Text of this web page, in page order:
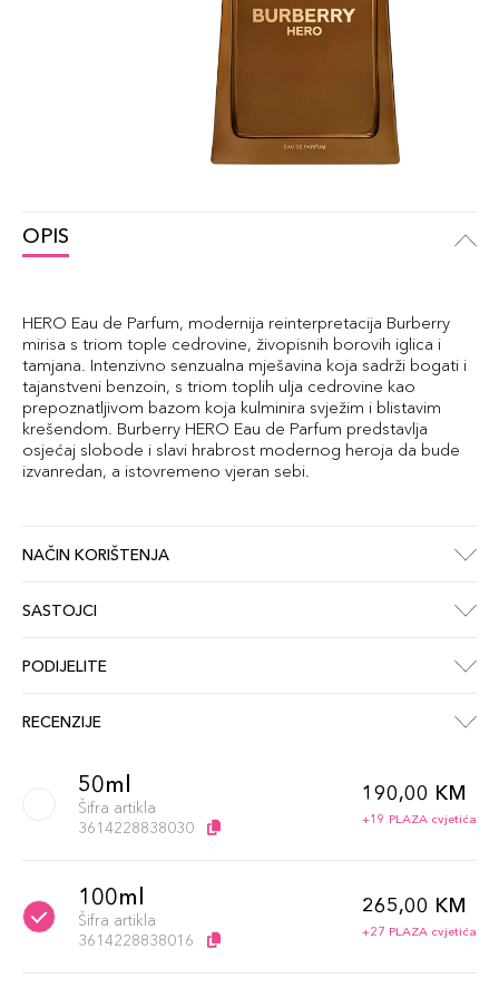
OPIS
HERO Eau de Parfum, modernija reinterpretacija Burberry
mirisa s triom tople cedrovine, živopisnih borovih iglica i
tamjana. Intenzivno senzualna mješavina koja sadrži bogati i
tajanstveni benzoin, s triom toplih ulja cedrovine kao
prepoznatljivom bazom koja kulminira svježim i blistavim
krešendom. Burberry HERO Eau de Parfum predstavlja
osjećaj slobode i slavi hrabrost modernog heroja da bude
izvanredan, a istovremeno vjeran sebi.
NAČIN KORIŠTENJA
SASTOJCI
PODIJELITE
RECENZIJE
50ml
Šifra artikla
3614228838030
190,00 KM
+19 PLAZA cvjetića
100ml
Šifra artikla
3614228838016
265,00 KM
+27 PLAZA cvjetića